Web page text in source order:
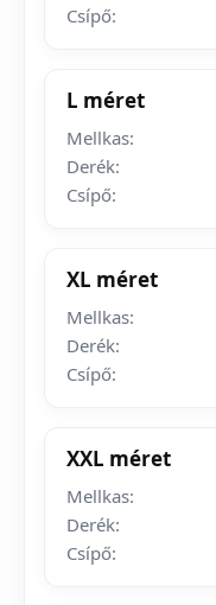
Csípő:
L méret
Mellkas:
Derék:
Csípő:
XL méret
Mellkas:
Derék:
Csípő:
XXL méret
Mellkas:
Derék:
Csípő: